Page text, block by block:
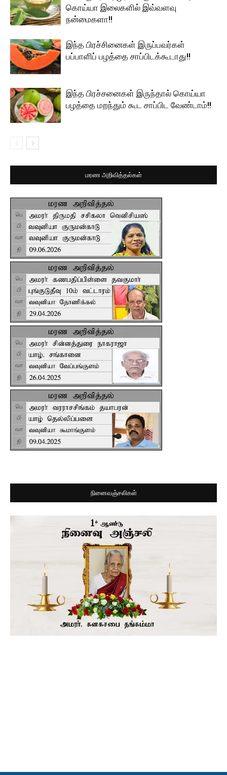
கொய்யா இலைகளில் இவ்வளவு
நன்மைகளா!!
இந்த பிரச்சினைகள் இருப்பவர்கள்
பப்பாளிப் பழத்தை சாப்பிடக்கூடாது!!
இந்த பிரச்சனைகள் இருந்தால் கொய்யா
பழத்தை மறந்தும் கூட சாப்பிட வேண்டாம்!!
மரண அறிவித்தல்கள்
நினைவஞ்சலிகள்